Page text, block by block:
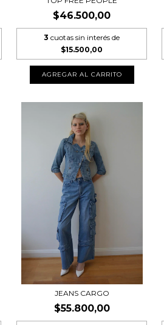
$46.500,00
3 cuotas sin interés de
$15.500,00
JEANS CARGO
$55.800,00